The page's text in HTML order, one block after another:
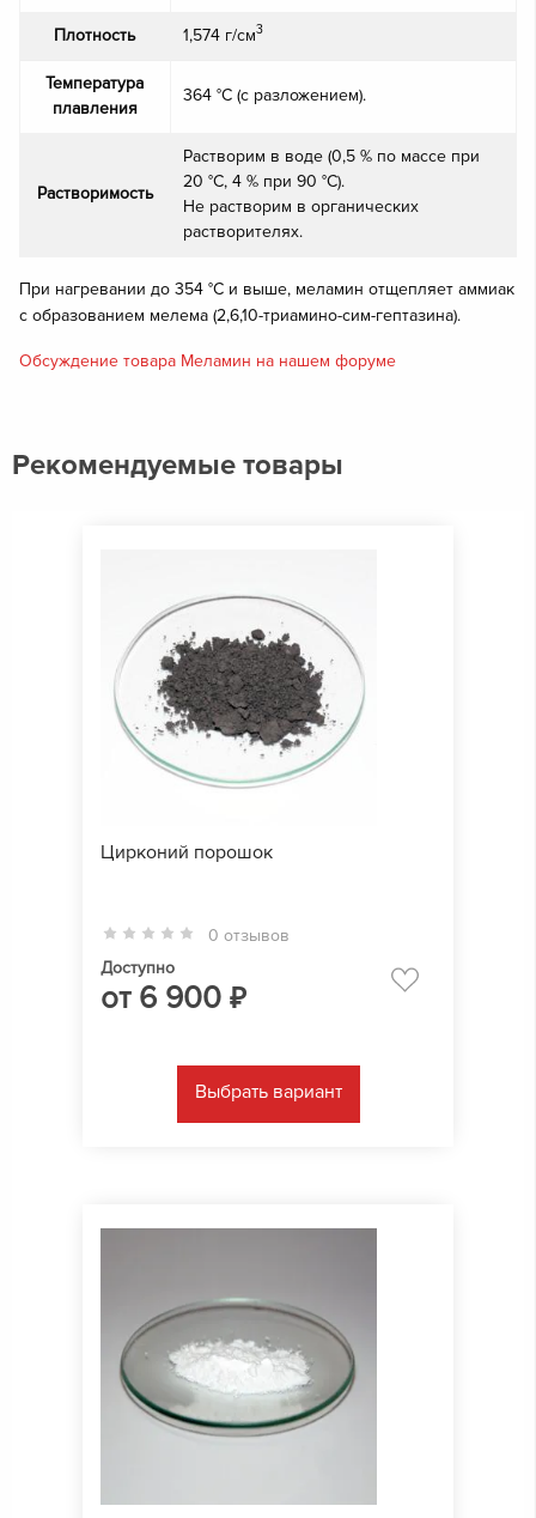
Плотность 1,574 г/см3
Температура
плавления
364 °C (с разложением).
Растворимость
Растворим в воде (0,5 % по массе при
20 °C, 4 % при 90 °C).
Не растворим в органических
растворителях.
При нагревании до 354 °С и выше, меламин отщепляет аммиак
с образованием мелема (2,6,10-триамино-сим-гептазина).
Обсуждение товара Меламин на нашем форуме
Рекомендуемые товары
Цирконий порошок
0 отзывов
Доступно
от 6 900 ₽
Выбрать вариант